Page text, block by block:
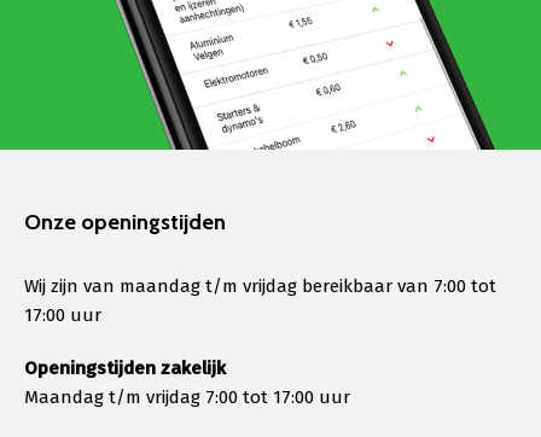
Onze openingstijden
Wij zijn van maandag t/m vrijdag bereikbaar van 7:00 tot
17:00 uur
Openingstijden zakelijk
Maandag t/m vrijdag 7:00 tot 17:00 uur